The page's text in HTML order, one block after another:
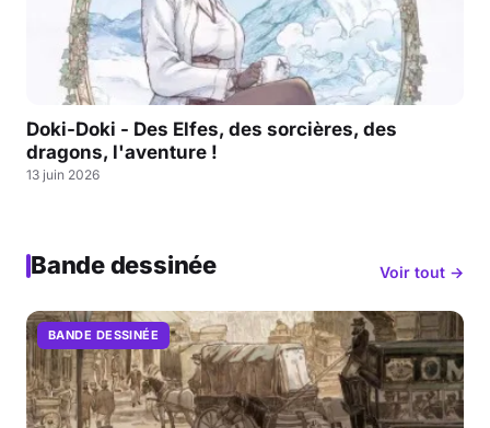
Doki-Doki - Des Elfes, des sorcières, des
dragons, l'aventure !
13 juin 2026
Bande dessinée Voir tout →
BANDE DESSINÉE